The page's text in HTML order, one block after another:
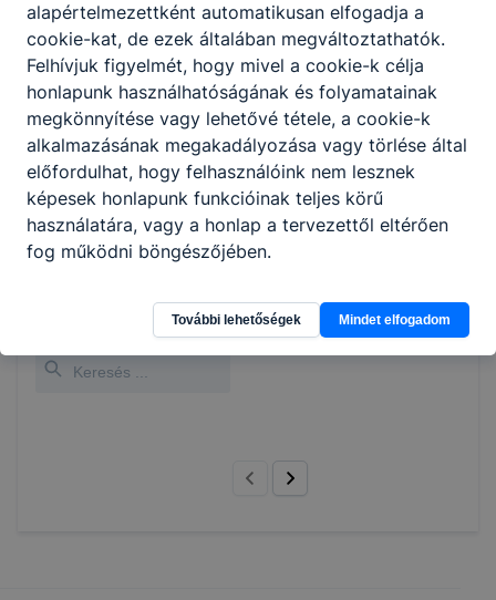
A hagyományos képzésben részt vevő diákok
– számos szakma esetében – tanulmányaik
végeztével kerülnek kapcsolatba az általuk
választott cégekkel. A duális képzésben
viszont már a tanulói évek alatt lehetőségük
nyílik gyakorlati és szakmai tapasztalatot
gyűjteni, akár annál a vállalatnál, ahol később
el szeretnének helyezkedni.
Partnerek teljes listája a2023/24 tanévtől
alapértelmezettként automatikusan elfogadja a
cookie-kat, de ezek általában megváltoztathatók.
Felhívjuk figyelmét, hogy mivel a cookie-k célja
honlapunk használhatóságának és folyamatainak
megkönnyítése vagy lehetővé tétele, a cookie-k
alkalmazásának megakadályozása vagy törlése által
előfordulhat, hogy felhasználóink nem lesznek
képesek honlapunk funkcióinak teljes körű
használatára, vagy a honlap a tervezettől eltérően
fog működni böngészőjében.
További lehetőségek Mindet elfogadom